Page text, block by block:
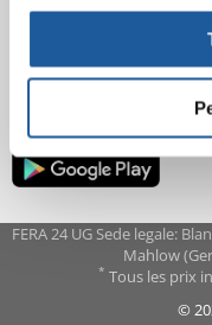
APPRENEZ À NOUS
FERA 24 UG Sede legale:
Mahlow
* Tous les prix
©